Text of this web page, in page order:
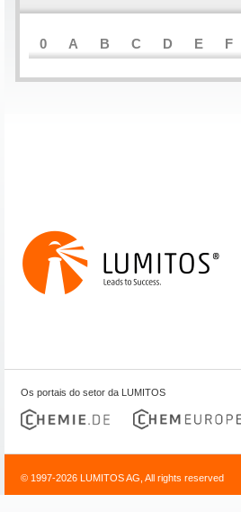
0 A B C D E F
Os portais do setor da LUMITOS
© 1997-2026 LUMITOS AG, All rights reserved